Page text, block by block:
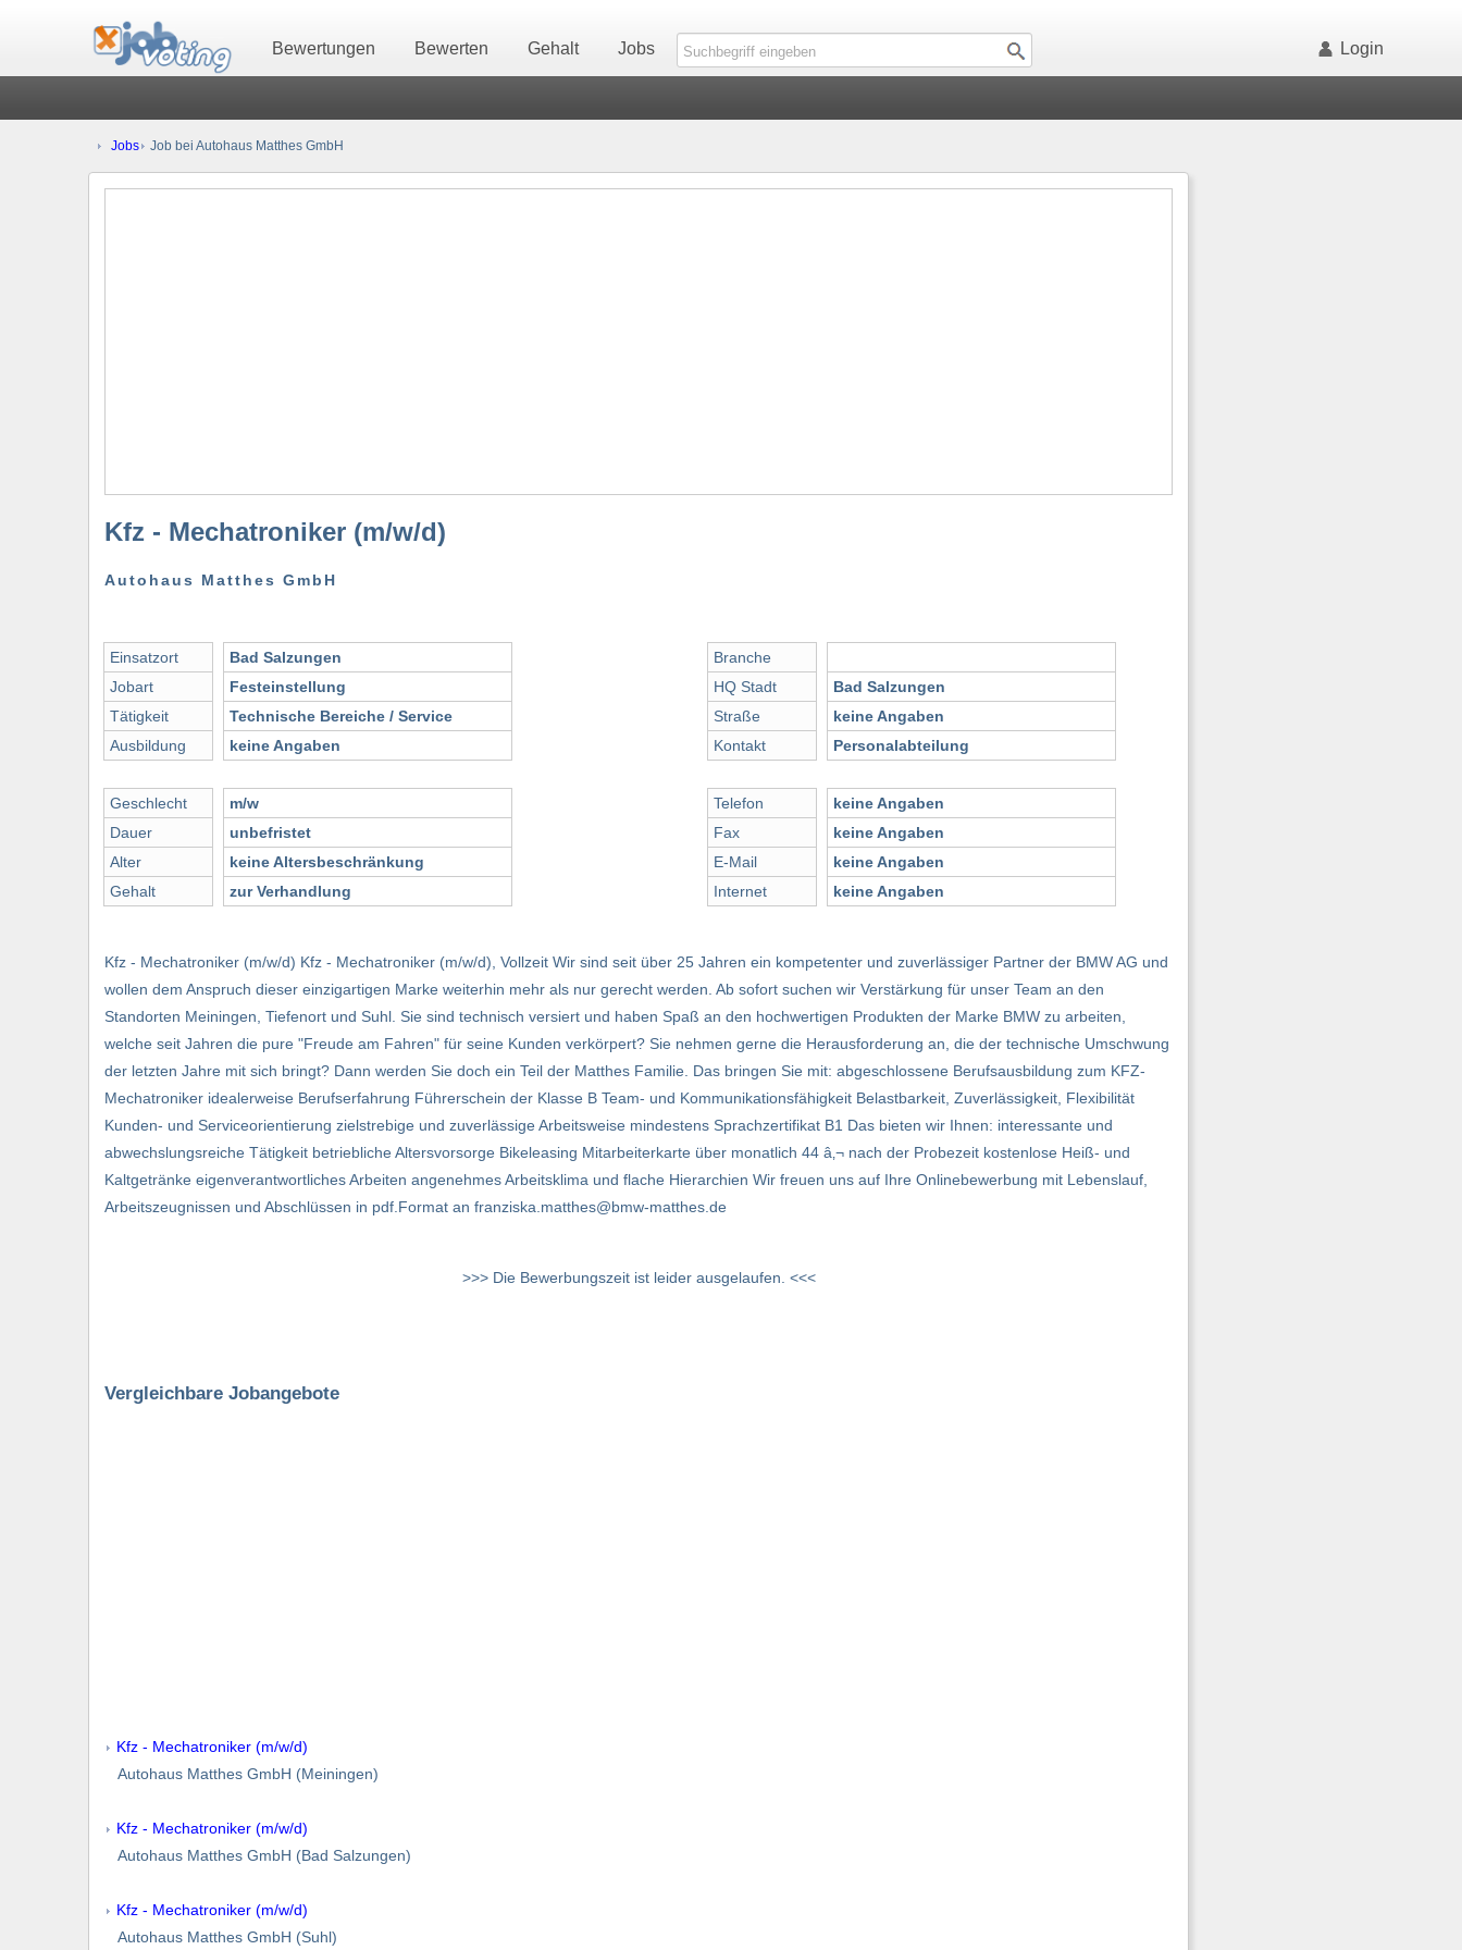
Bewertungen Bewerten Gehalt Jobs Login
Jobs Job bei Autohaus Matthes GmbH
Kfz - Mechatroniker (m/w/d)
Autohaus Matthes GmbH
Einsatzort
Jobart
Tätigkeit
Ausbildung
Geschlecht
Dauer
Alter
Gehalt
Bad Salzungen
Festeinstellung
Technische Bereiche / Service
keine Angaben
m/w
unbefristet
keine Altersbeschränkung
zur Verhandlung
Branche
HQ Stadt
Straße
Kontakt
Telefon
Fax
E-Mail
Internet
Bad Salzungen
keine Angaben
Personalabteilung
keine Angaben
keine Angaben
keine Angaben
keine Angaben
Kfz - Mechatroniker (m/w/d) Kfz - Mechatroniker (m/w/d), Vollzeit Wir sind seit über 25 Jahren ein kompetenter und zuverlässiger Partner der BMW AG und
wollen dem Anspruch dieser einzigartigen Marke weiterhin mehr als nur gerecht werden. Ab sofort suchen wir Verstärkung für unser Team an den
Standorten Meiningen, Tiefenort und Suhl. Sie sind technisch versiert und haben Spaß an den hochwertigen Produkten der Marke BMW zu arbeiten,
welche seit Jahren die pure "Freude am Fahren" für seine Kunden verkörpert? Sie nehmen gerne die Herausforderung an, die der technische Umschwung
der letzten Jahre mit sich bringt? Dann werden Sie doch ein Teil der Matthes Familie. Das bringen Sie mit: abgeschlossene Berufsausbildung zum KFZ-
Mechatroniker idealerweise Berufserfahrung Führerschein der Klasse B Team- und Kommunikationsfähigkeit Belastbarkeit, Zuverlässigkeit, Flexibilität
Kunden- und Serviceorientierung zielstrebige und zuverlässige Arbeitsweise mindestens Sprachzertifikat B1 Das bieten wir Ihnen: interessante und
abwechslungsreiche Tätigkeit betriebliche Altersvorsorge Bikeleasing Mitarbeiterkarte über monatlich 44 â‚¬ nach der Probezeit kostenlose Heiß- und
Kaltgetränke eigenverantwortliches Arbeiten angenehmes Arbeitsklima und flache Hierarchien Wir freuen uns auf Ihre Onlinebewerbung mit Lebenslauf,
Arbeitszeugnissen und Abschlüssen in pdf.Format an franziska.matthes@bmw-matthes.de
>>> Die Bewerbungszeit ist leider ausgelaufen. <<<
Vergleichbare Jobangebote
Kfz - Mechatroniker (m/w/d)
Autohaus Matthes GmbH (Meiningen)
Kfz - Mechatroniker (m/w/d)
Autohaus Matthes GmbH (Bad Salzungen)
Kfz - Mechatroniker (m/w/d)
Autohaus Matthes GmbH (Suhl)